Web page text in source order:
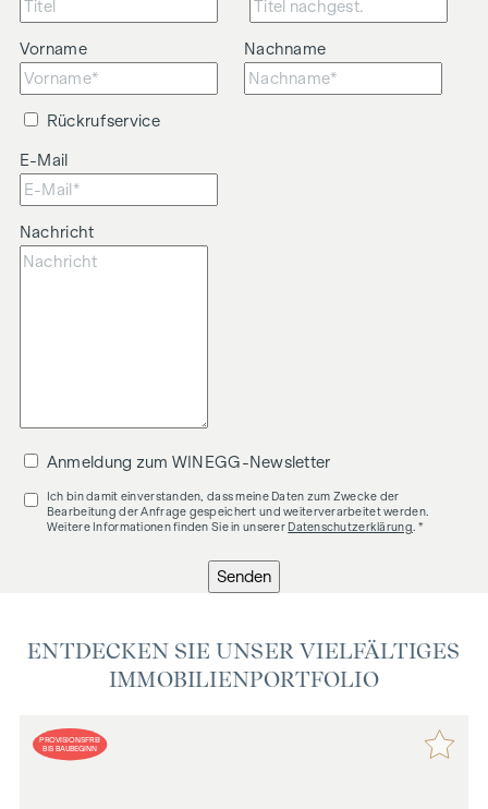
wirtschaftliches Naheverhältnis besteht.
Der Vermittler ist als Doppelmakler tätig.
Vorname Nachname
Rückrufservice
E-Mail
Nachricht
Anmeldung zum WINEGG-Newsletter
Ich bin damit einverstanden, dass meine Daten zum Zwecke der
Bearbeitung der Anfrage gespeichert und weiterverarbeitet werden.
Weitere Informationen finden Sie in unserer Datenschutzerklärung . *
Senden
ENTDECKEN SIE UNSER VIELFÄLTIGES
IMMOBILIENPORTFOLIO
PROVISIONSFREI
BIS BAUBEGINN